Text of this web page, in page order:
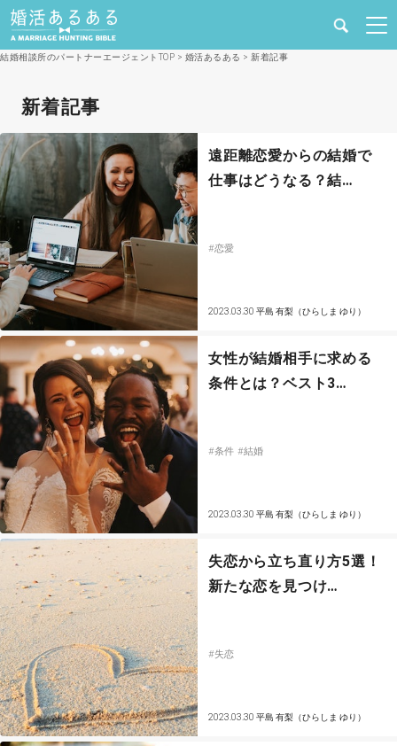
婚活と結婚
恋愛の悩み
出会い
合コン・街コン
マッチングアプリ
結婚相談所
あるある
その他
ドキドキ
仕事とキャリア
特集
占い・診断
ファッション・美容
グルメ
結婚相談所のパートナーエージェントTOP > 婚活あるある > 新着記事
新着記事
遠距離恋愛からの結婚で
仕事はどうなる？結…
#恋愛
2023.03.30 平島 有梨（ひらしま ゆり）
女性が結婚相手に求める
条件とは？ベスト3…
#条件#結婚
2023.03.30 平島 有梨（ひらしま ゆり）
失恋から立ち直り方5選！
新たな恋を見つけ…
#失恋
2023.03.30 平島 有梨（ひらしま ゆり）